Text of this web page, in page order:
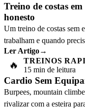
Treino de costas
honesto
Um treino de costas sem
trabalham e quando
continuar a progredir.
Ler Artigo→
🔥
TREINOS
15 min de leitura
Cardio Sem
Burpees, mountain
rivalizar com a esteira